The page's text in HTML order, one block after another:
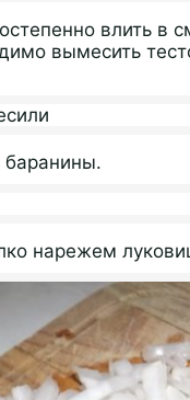
влить в
вымесить
нарежем